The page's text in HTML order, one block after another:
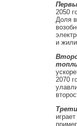
2050
Доля
и
2070